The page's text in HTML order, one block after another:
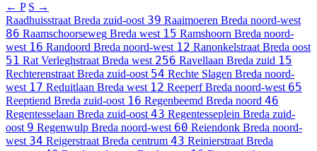
← P S →
Raadhuisstraat Breda zuid-oost 39 Raaimoeren Breda noord-west
86 Raamschoorseweg Breda west 15 Ramshoorn Breda noord-
west 16 Randoord Breda noord-west 12 Ranonkelstraat Breda oost
51 Rat Verleghstraat Breda west 256 Ravellaan Breda zuid 15
Rechterenstraat Breda zuid-oost 54 Rechte Slagen Breda noord-
west 17 Reduitlaan Breda west 12 Reeperf Breda noord-west 65
Reeptiend Breda zuid-oost 16 Regenbeemd Breda noord 46
Regentesselaan Breda zuid-oost 43 Regentesseplein Breda zuid-
oost 9 Regenwulp Breda noord-west 60 Reiendonk Breda noord-
west 34 Reigerstraat Breda centrum 43 Reinierstraat Breda